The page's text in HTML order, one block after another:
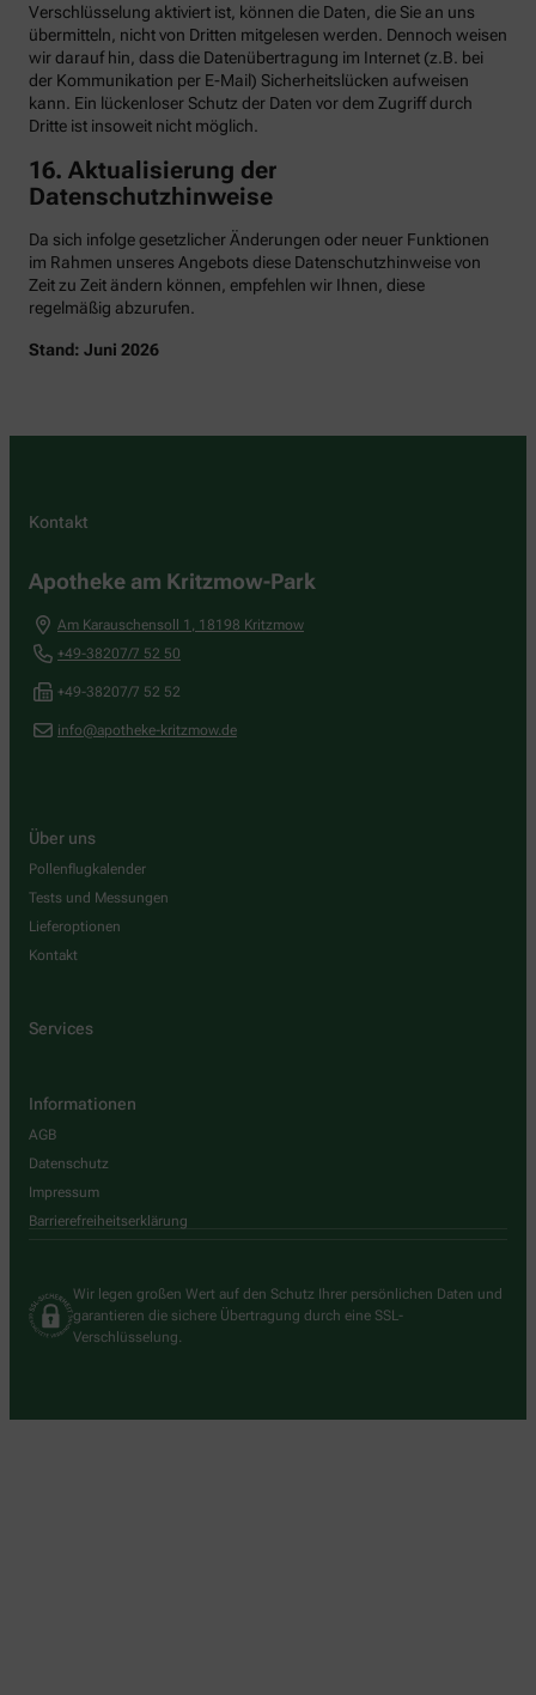
Verschlüsselung aktiviert ist, können die Daten, die Sie an uns
übermitteln, nicht von Dritten mitgelesen werden. Dennoch weisen
wir darauf hin, dass die Datenübertragung im Internet (z.B. bei
der Kommunikation per E-Mail) Sicherheitslücken aufweisen
kann. Ein lückenloser Schutz der Daten vor dem Zugriff durch
Dritte ist insoweit nicht möglich.
16. Aktualisierung der
Datenschutzhinweise
Da sich infolge gesetzlicher Änderungen oder neuer Funktionen
im Rahmen unseres Angebots diese Datenschutzhinweise von
Zeit zu Zeit ändern können, empfehlen wir Ihnen, diese
regelmäßig abzurufen.
Stand: Juni 2026
Kontakt
Apotheke am Kritzmow-Park
Am Karauschensoll 1 , 18198 Kritzmow
+49-38207/7 52 50
+49-38207/7 52 52
info@apotheke-kritzmow.de
Über uns
Pollenflugkalender
Tests und Messungen
Lieferoptionen
Kontakt
Services
Informationen
AGB
Datenschutz
Impressum
Barrierefreiheitserklärung
Wir legen großen Wert auf den Schutz Ihrer persönlichen Daten und
garantieren die sichere Übertragung durch eine SSL-
Verschlüsselung.